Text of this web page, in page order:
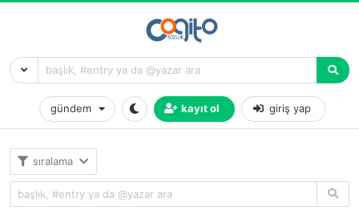
gündem kayıt ol giriş yap
sıralama